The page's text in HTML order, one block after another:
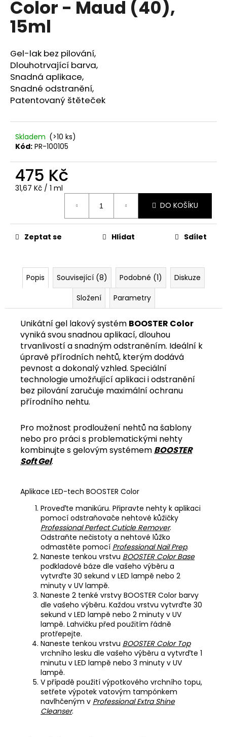
Color - Maud (40),
15ml
Gel-lak bez pilování,
Dlouhotrvající barva,
Snadná aplikace,
Snadné odstranění,
Patentovaný štěteček
Skladem (>10 ks)
Kód: PR-100105
475 Kč
Měrná
31,67 Kč / 1 ml
DO KOŠÍKU
Zeptat se Hlídat Sdílet
Popis Související (8) Podobné (1)
Diskuze
Složení
Parametry
Unikátní gel lakový systém BOOSTER Color
vyniká svou snadnou aplikací, dlouhou
trvanlivostí a snadným odstraněním. Ideální k
úpravě přírodních nehtů, kterým dodává
pevnost a dokonalý vzhled. Speciální
technologie umožňující aplikaci i odstranění
bez pilování zaručuje maximální ochranu
přírodního nehtu.
Pro možnost prodloužení nehtů na šablony
nebo pro práci s problematickými nehty
kombinujte s gelovým systémem BOOSTER
Soft Gel.
Aplikace LED-tech BOOSTER Color
Proveďte manikúru. Připravte nehty k aplikaci
pomocí odstraňovače nehtové kůžičky
Professional Perfect Cuticle Remover.
Odstraňte nečistoty a nehtové lůžko
odmastěte pomocí Professional Nail Prep.
Naneste tenkou vrstvu BOOSTER Color Base
podkladové báze dle vašeho výběru a
vytvrďte 30 sekund v LED lampě nebo 2
minuty v UV lampě.
Naneste 2 tenké vrstvy BOOSTER Color barvy
dle vašeho výběru. Každou vrstvu vytvrďte 30
sekund v LED lampě nebo 2 minuty v UV
lampě. Lahvičku před použitím řádně
protřepejte.
Naneste tenkou vrstvu BOOSTER Color Top
vrchního lesku dle vašeho výběru a vytvrďte 1
minutu v LED lampě nebo 3 minuty v UV
lampě.
V případě použití výpotkového vrchního topu,
setřete výpotek vatovým tampónkem
navlhčeným v Professional Extra Shine
Cleanser.
a
j
t
?
D
o
p
u